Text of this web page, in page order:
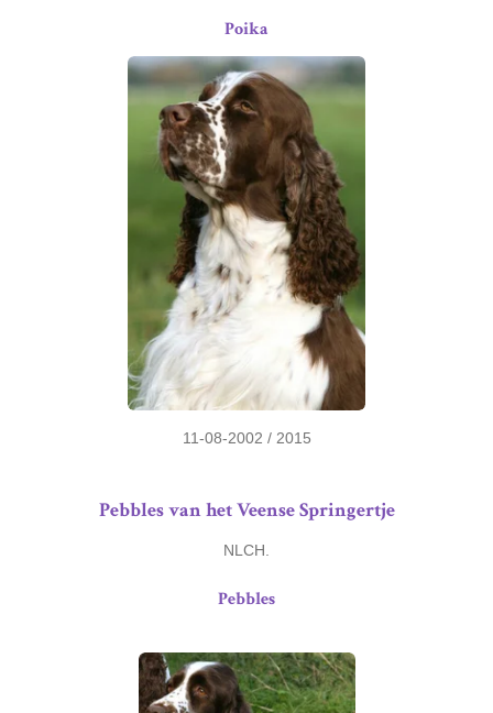
Poika
11-08-2002 / 2015
Pebbles van het Veense Springertje
NLCH.
Pebbles